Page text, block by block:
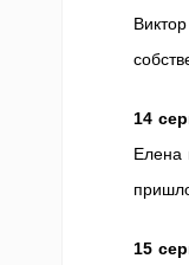
14
Елена
15